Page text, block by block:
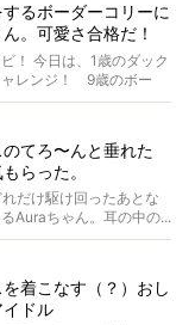
るボーダーコリーに
。可愛さ合格だ！
！ 今日は、1歳のダック
ャレンジ！ 9歳のボー
てろ〜んと垂れた
らった。
だけ駆け回ったあとな
Auraちゃん。耳の中の...
着こなす（？）おし
ドル